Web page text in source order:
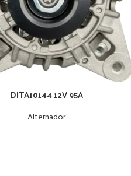
DITA10144 12V 95A
Alternador